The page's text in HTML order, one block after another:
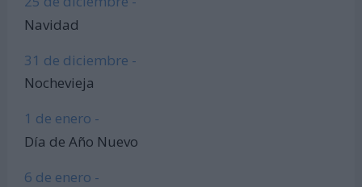
Navidad
31 de diciembre -
Nochevieja
1 de enero -
Día de Año Nuevo
6 de enero -